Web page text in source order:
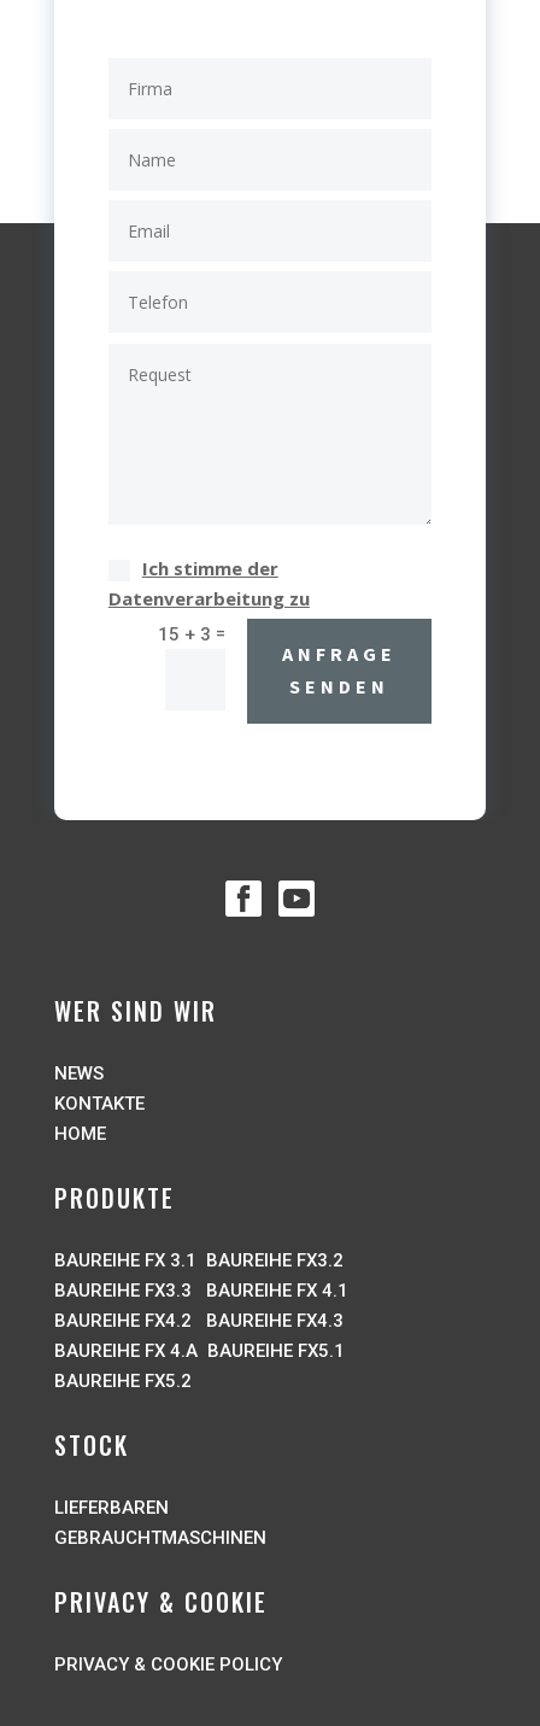
Ich stimme der
Datenverarbeitung zu
15 + 3 =
ANFRAGE
SENDEN
WER SIND WIR
NEWS
KONTAKTE
HOME
PRODUKTE
BAUREIHE FX 3.1
BAUREIHE FX3.2
BAUREIHE FX3.3
BAUREIHE FX 4.1
BAUREIHE FX4.2
BAUREIHE FX4.3
BAUREIHE FX 4.A BAUREIHE FX5.1
BAUREIHE FX5.2
STOCK
LIEFERBAREN
GEBRAUCHTMASCHINEN
PRIVACY & COOKIE
PRIVACY & COOKIE POLICY